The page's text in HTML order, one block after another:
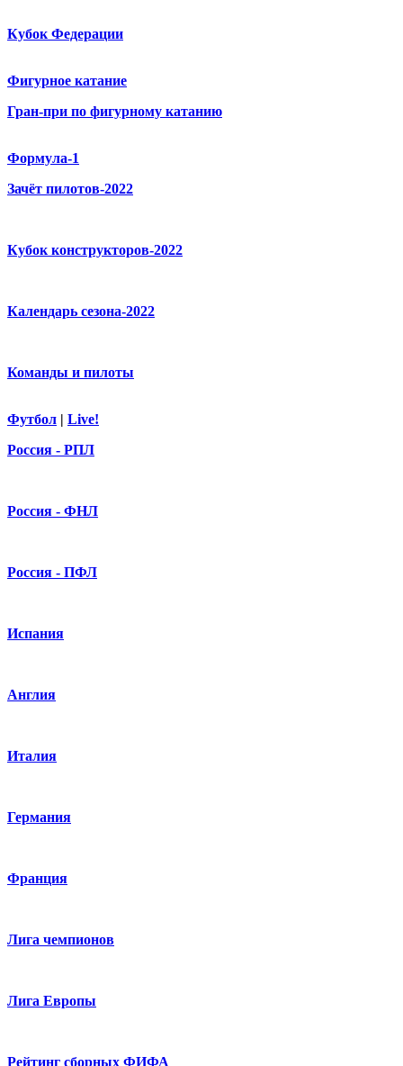
Кубок Федерации
Фигурное катание
Гран-при по фигурному катанию
Формула-1
Зачёт пилотов-2022
Кубок конструкторов-2022
Календарь сезона-2022
Команды и пилоты
Футбол | Live!
Россия - РПЛ
Россия - ФНЛ
Россия - ПФЛ
Испания
Англия
Италия
Германия
Франция
Лига чемпионов
Лига Европы
Рейтинг сборных ФИФА